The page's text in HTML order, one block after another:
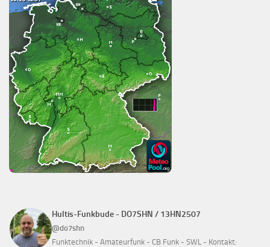
Hultis-Funkbude - DO7SHN / 13HN2507
@do7shn
Funktechnik - Amateurfunk - CB Funk - SWL - Kontakt: